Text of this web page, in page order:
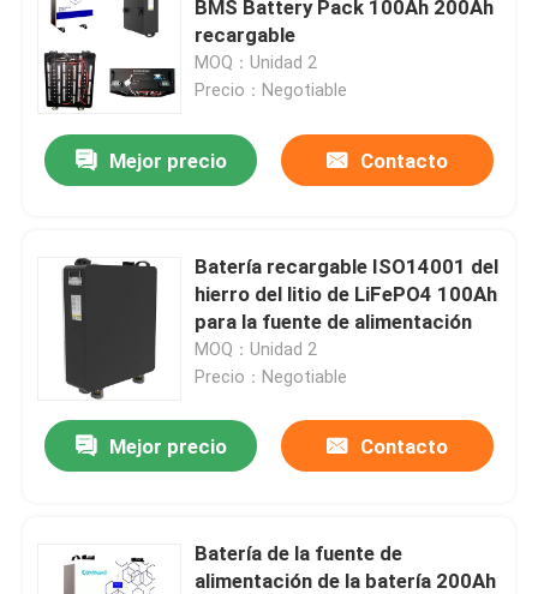
Sistema eléctrico de UPS
filtro del poder activo
UPS Accesorios
inversor solar híbrido
BMS Battery Pack 100Ah 200Ah
recargable
MOQ：Unidad 2
Precio：Negotiable
Mejor precio Contacto
Batería recargable ISO14001 del
hierro del litio de LiFePO4 100Ah
para la fuente de alimentación
MOQ：Unidad 2
Precio：Negotiable
Mejor precio Contacto
Batería de la fuente de
alimentación de la batería 200Ah